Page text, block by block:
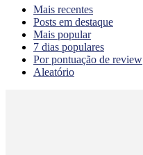
Mais recentes
Posts em destaque
Mais popular
7 dias populares
Por pontuação de review
Aleatório